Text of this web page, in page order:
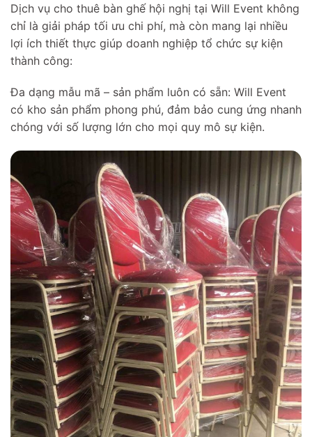
Dịch vụ cho thuê bàn ghế hội nghị tại Will Event không
chỉ là giải pháp tối ưu chi phí, mà còn mang lại nhiều
lợi ích thiết thực giúp doanh nghiệp tổ chức sự kiện
thành công:
Đa dạng mẫu mã – sản phẩm luôn có sẵn: Will Event
có kho sản phẩm phong phú, đảm bảo cung ứng nhanh
chóng với số lượng lớn cho mọi quy mô sự kiện.